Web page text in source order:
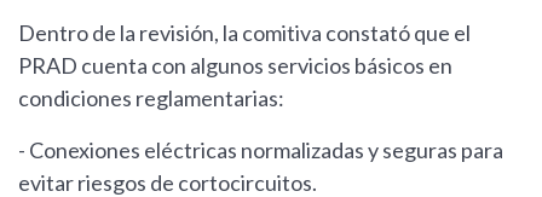
Dentro de la revisión, la comitiva constató que el
PRAD cuenta con algunos servicios básicos en
condiciones reglamentarias:
- Conexiones eléctricas normalizadas y seguras para
evitar riesgos de cortocircuitos.